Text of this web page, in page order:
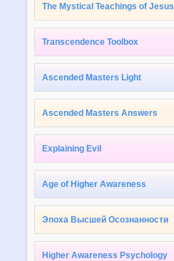
The Mystical Teachings of Jesus
Transcendence Toolbox
Ascended Masters Light
Ascended Masters Answers
Explaining Evil
Age of Higher Awareness
Эпоха Высшей Осознанности
Higher Awareness Psychology